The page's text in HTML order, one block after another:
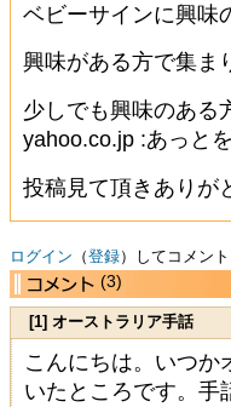
ベビーサインに興味
興味がある方で集ま
少しでも興味のある
yahoo.co.jp :あっと
投稿見て頂きありが
ログイン （登録）してコメン
(3)
[1] オーストラリア手話
こんにちは。いつか
いたところです。手